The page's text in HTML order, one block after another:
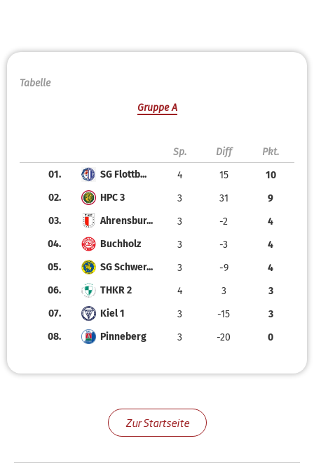
Tabelle
Gruppe A
Sp. Diff
Pkt.
01.
SG Flottb... 4 15
10
02.
HPC 3 3 31
9
03.
Ahrensbur... 3 -2
4
04.
Buchholz 3 -3
4
05.
SG Schwer... 3 -9
4
06.
THKR 2 4 3
3
07.
Kiel 1 3 -15
3
08.
Pinneberg 3 -20 0
Zur Startseite